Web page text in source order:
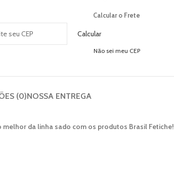
Calcular o Frete
Calcular
Não sei meu CEP
(0)NOSSA ENTREGA
da linha sado com os produtos Brasil Fetiche!